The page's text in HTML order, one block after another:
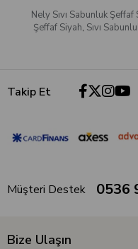
Nely Sıvı Sabunluk Şeffaf
Şeffaf Siyah, Sıvı
Takip Et
Müşteri Destek 0536
Bize Ulaşın